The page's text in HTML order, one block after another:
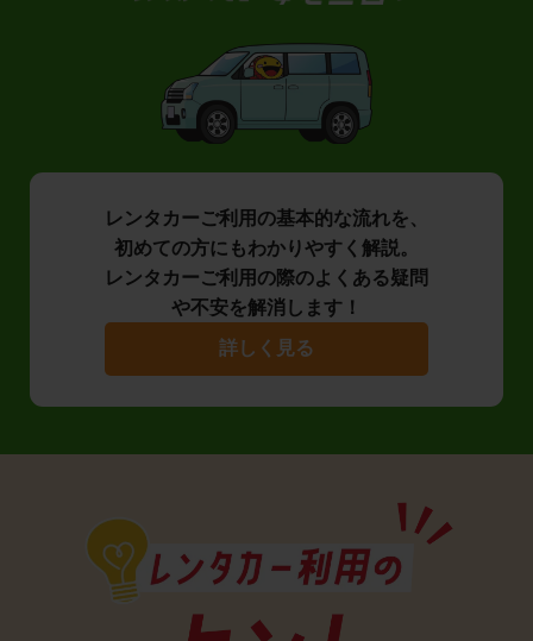
レンタカーご利用の基本的な流れを、
初めての方にもわかりやすく解説。
レンタカーご利用の際のよくある疑問
や不安を解消します！
詳しく見る